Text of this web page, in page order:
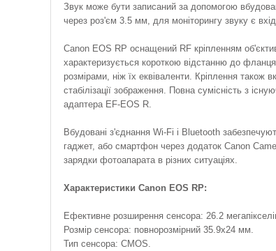
Звук може бути записаний за допомогою
через роз'єм 3.5 мм, для моніторингу звуку є
Canon EOS RP оснащений RF кріпленням
характеризується короткою відстанню до
розмірами, ніж їх еквіваленти. Кріплення
стабілізації зображення. Повна сумісність з
адаптера EF-EOS R.
Вбудовані з'єднання Wi-Fi і Bluetooth
гаджет, або смартфон через додаток Canon
зарядки фотоапарата в різних ситуаціях.
Характеристики Canon EOS RP:
Ефективне розширення сенсора: 26.2
Розмір сенсора: повнорозмірний 35.9x24 мм.
Тип сенсора: CMOS.